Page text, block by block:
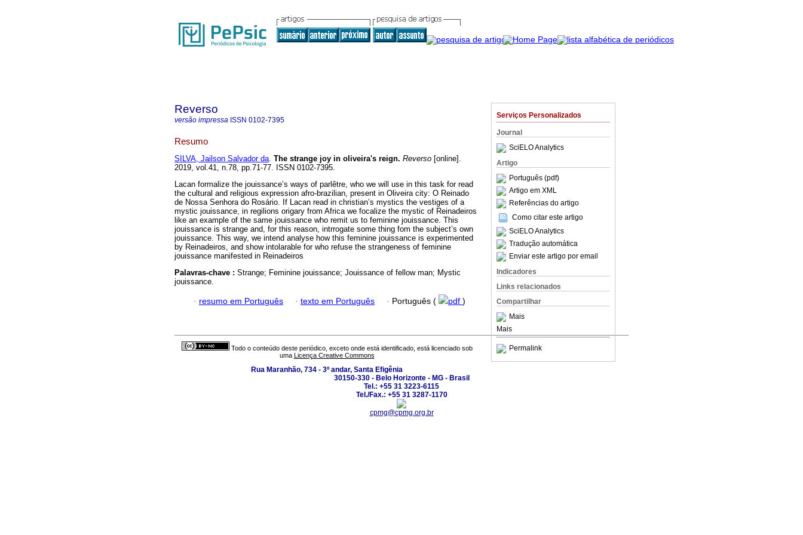
Serviços Personalizados
Journal
SciELO Analytics
Artigo
Português (pdf)
Artigo em XML
Referências do artigo
Como citar este artigo
SciELO Analytics
Tradução automática
Enviar este artigo por email
Indicadores
Links relacionados
Compartilhar
Mais
Mais
Permalink
Reverso
versão impressa ISSN 0102-7395
Resumo
SILVA, Jailson Salvador da. The strange joy in oliveira's reign. Reverso [online].
2019, vol.41, n.78, pp.71-77. ISSN 0102-7395.
Lacan formalize the jouissance’s ways of parlêtre, who we will use in this task for read
the cultural and religious expression afro-brazilian, present in Oliveira city: O Reinado
de Nossa Senhora do Rosário. If Lacan read in christian’s mystics the vestiges of a
mystic jouissance, in regilions origary from Africa we focalize the mystic of Reinadeiros
like an example of the same jouissance who remit us to feminine jouissance. This
jouissance is strange and, for this reason, intrrogate some thing fom the subject’s own
jouissance. This way, we intend analyse how this feminine jouissance is experimented
by Reinadeiros, and show intolarable for who refuse the strangeness of feminine
jouissance manifested in Reinadeiros
Palavras-chave : Strange; Feminine jouissance; Jouissance of fellow man; Mystic
jouissance.
· resumo em Português · texto em Português · Português ( pdf )
Todo o conteúdo deste periódico, exceto onde está identificado, está licenciado sob
uma Licença Creative Commons
Rua Maranhão, 734 - 3º andar, Santa Efigênia
30150-330 - Belo Horizonte - MG - Brasil
Tel.: +55 31 3223-6115
Tel./Fax.: +55 31 3287-1170
cpmg@cpmg.org.br